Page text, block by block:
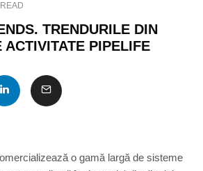
TRENDURILE DIN
ACTIVITATE PIPELIFE
o gamă largă de sisteme